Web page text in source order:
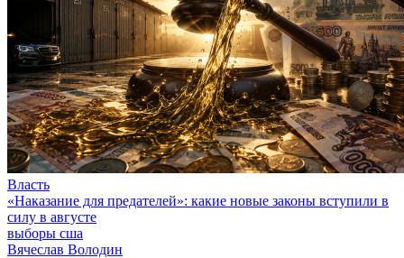
Власть
«Наказание для предателей»: какие новые законы вступили в
силу в августе
выборы сша
Вячеслав Володин